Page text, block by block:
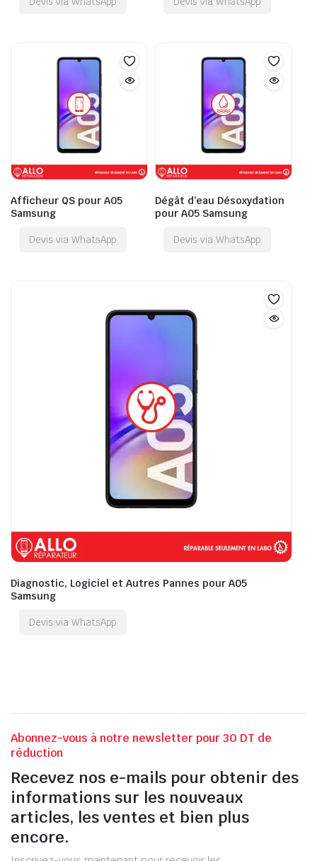
Afficheur QS pour A05
Samsung
Devis via WhatsApp
Dégât d’eau Désoxydation
pour A05 Samsung
Devis via WhatsApp
Diagnostic, Logiciel et Autres Pannes pour A05
Samsung
Devis via WhatsApp
Abonnez-vous à notre newsletter pour 30 DT de
réduction
Recevez nos e-mails pour obtenir des
informations sur les nouveaux
articles, les ventes et bien plus
encore.